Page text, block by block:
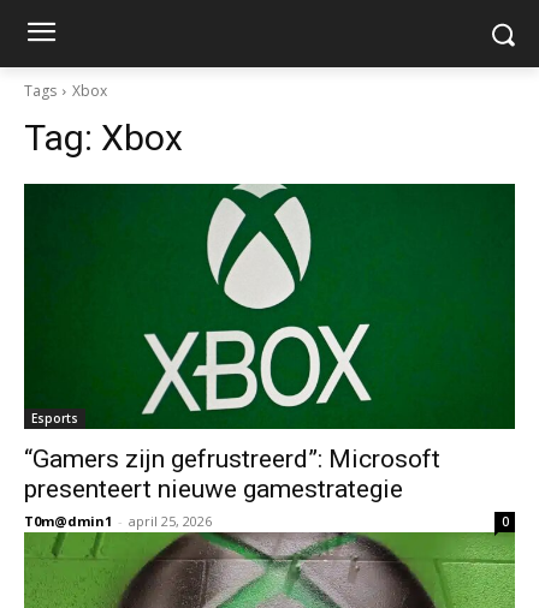
Tags Xbox
Tag: Xbox
Esports
“Gamers zijn gefrustreerd”: Microsoft
presenteert nieuwe gamestrategie
T0m@dmin1 - april 25, 2026 0